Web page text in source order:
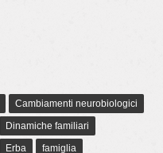
Cambiamenti neurobiologici
Dinamiche familiari
Erba
famiglia